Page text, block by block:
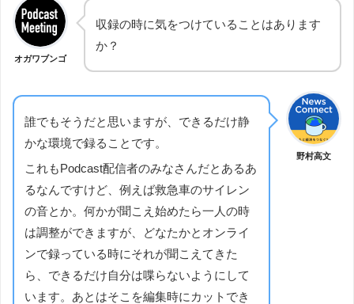
オガワブンゴ
収録の時に気をつけていることはあります
か？
野村高文
誰でもそうだと思いますが、できるだけ静
かな環境で録ることです。
これもPodcast配信者のみなさんだとあるあ
るなんですけど、例えば救急車のサイレン
の音とか。何かが聞こえ始めたら一人の時
は調整ができますが、どなたかとオンライ
ンで録っている時にそれが聞こえてきた
ら、できるだけ自分は喋らないようにして
います。あとはそこを編集時にカットでき